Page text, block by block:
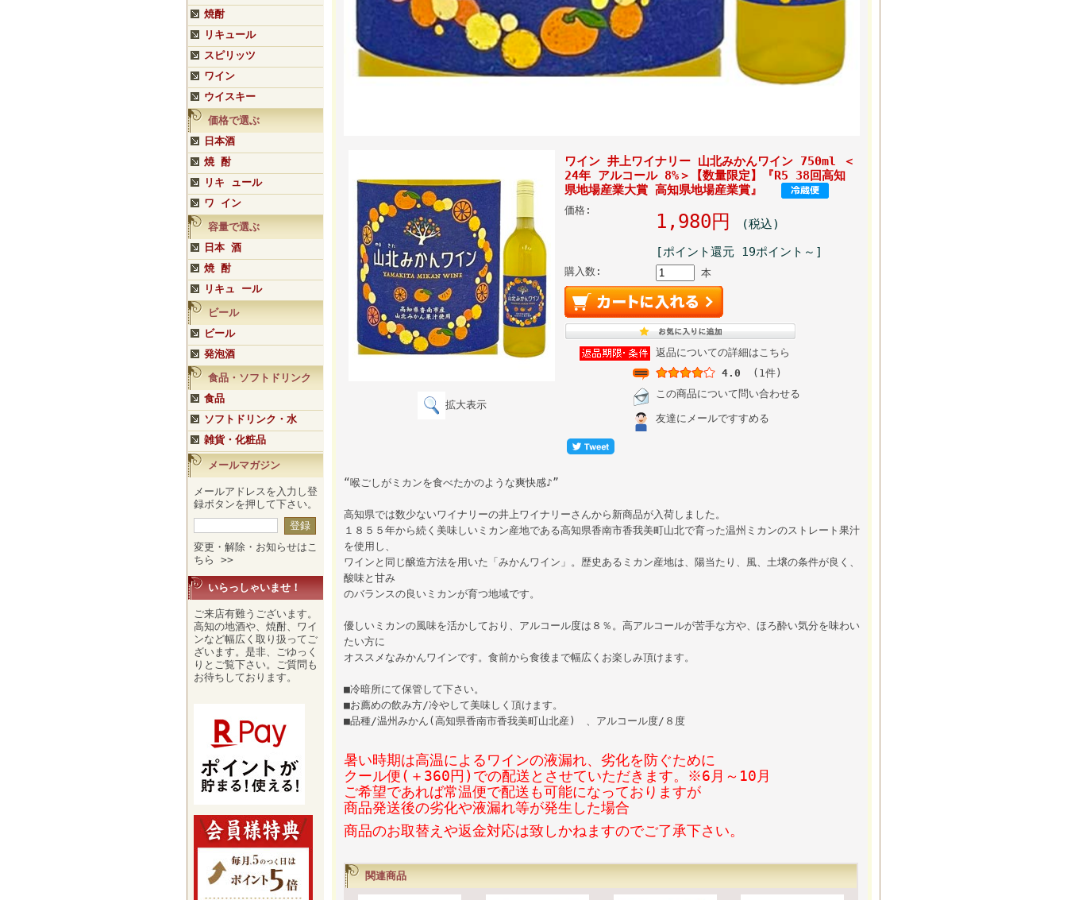
焼酎
リキュール
スピリッツ
ワイン
ウイスキー
価格で選ぶ
日本酒
焼 酎
リキ ュール
ワ イン
容量で選ぶ
日本 酒
焼 酎
リキュ ール
ビール
ビール
発泡酒
食品・ソフトドリンク
食品
ソフトドリンク・水
雑貨・化粧品
メールマガジン
メールアドレスを入力し登
録ボタンを押して下さい。
変更・解除・お知らせはこ
ちら >>
いらっしゃいませ！
ご来店有難うございます。
高知の地酒や、焼酎、ワイ
ンなど幅広く取り扱ってご
ざいます。是非、ごゆっく
りとご覧下さい。ご質問も
お待ちしております。
拡大表示
ワイン 井上ワイナリー 山北みかんワイン 750ml ＜
24年 アルコール 8%＞【数量限定】『R5 38回高知
県地場産業大賞 高知県地場産業賞』
価格:
1,980円 (税込)
[ポイント還元 19ポイント～]
購入数: 本
返品についての詳細はこちら
4.0
(1件)
この商品について問い合わせる
友達にメールですすめる
“喉ごしがミカンを食べたかのような爽快感♪”
高知県では数少ないワイナリーの井上ワイナリーさんから新商品が入荷しました。
１８５５年から続く美味しいミカン産地である高知県香南市香我美町山北で育った温州ミカンのストレート果汁
を使用し、
ワインと同じ醸造方法を用いた「みかんワイン」。歴史あるミカン産地は、陽当たり、風、土壌の条件が良く、
酸味と甘み
のバランスの良いミカンが育つ地域です。
優しいミカンの風味を活かしており、アルコール度は８％。高アルコールが苦手な方や、ほろ酔い気分を味わい
たい方に
オススメなみかんワインです。食前から食後まで幅広くお楽しみ頂けます。
■冷暗所にて保管して下さい。
■お薦めの飲み方/冷やして美味しく頂けます。
■品種/温州みかん(高知県香南市香我美町山北産) 、アルコール度/８度
暑い時期は高温によるワインの液漏れ、劣化を防ぐために
クール便(＋360円)での配送とさせていただきます。※6月～10月
ご希望であれば常温便で配送も可能になっておりますが
商品発送後の劣化や液漏れ等が発生した場合
商品のお取替えや返金対応は致しかねますのでご了承下さい。
関連商品